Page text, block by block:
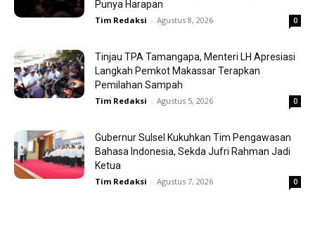
Punya Harapan
Tim Redaksi - Agustus 8, 2026 0
Tinjau TPA Tamangapa, Menteri LH Apresiasi
Langkah Pemkot Makassar Terapkan
Pemilahan Sampah
Tim Redaksi - Agustus 5, 2026 0
Gubernur Sulsel Kukuhkan Tim Pengawasan
Bahasa Indonesia, Sekda Jufri Rahman Jadi
Ketua
Tim Redaksi - Agustus 7, 2026 0